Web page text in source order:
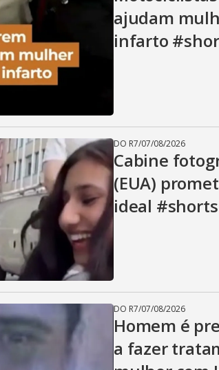
d
e
o
ajudam
infarto
DO R7/07/08/2026
Cabine
(EUA)
ideal
DO R7/07/08/2026
Homem é
a fazer